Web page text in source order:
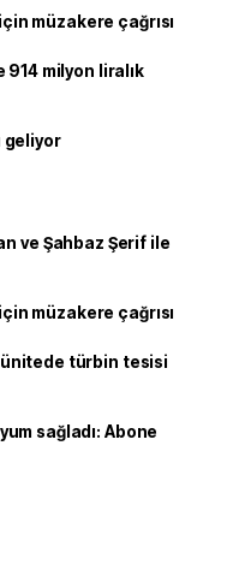
müzakere çağrısı
914 milyon liralık
geliyor
ve Şahbaz Şerif ile
müzakere çağrısı
ünitede türbin tesisi
sağladı: Abone